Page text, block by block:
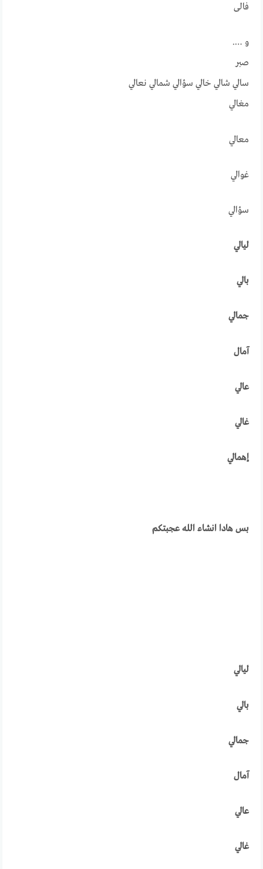
فالی
و ….
صبر
سالي شالي خالي سؤالي شمالي نعالي
مغالي
معالي
غوالي
سؤالي
ليالي
بالي
جمالي
آمال
عالي
غالي
إهمالي
بس هادا انشاء الله عجبتكم
ليالي
بالي
جمالي
آمال
عالي
غالي